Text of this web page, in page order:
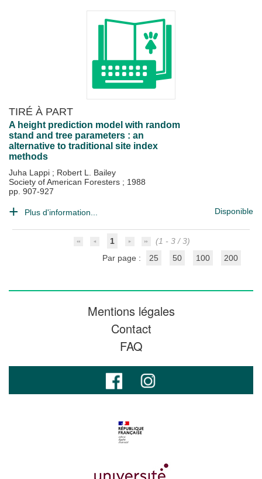
TIRÉ À PART
A height prediction model with random
stand and tree parameters : an
alternative to traditional site index
methods
Juha Lappi ; Robert L. Bailey
Society of American Foresters ; 1988
pp. 907-927
Plus d'information... Disponible
1
(1 - 3 / 3)
Par page :
25 50 100 200
Mentions légales
Contact
FAQ